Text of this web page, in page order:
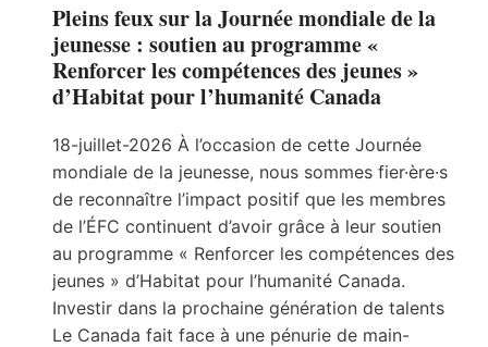
Pleins feux sur la Journée mondiale de la
jeunesse : soutien au programme «
Renforcer les compétences des jeunes »
d’Habitat pour l’humanité Canada
18-juillet-2026 À l’occasion de cette Journée
mondiale de la jeunesse, nous sommes fier·ère·s
de reconnaître l’impact positif que les membres
de l’ÉFC continuent d’avoir grâce à leur soutien
au programme « Renforcer les compétences des
jeunes » d’Habitat pour l’humanité Canada.
Investir dans la prochaine génération de talents
Le Canada fait face à une pénurie de main-